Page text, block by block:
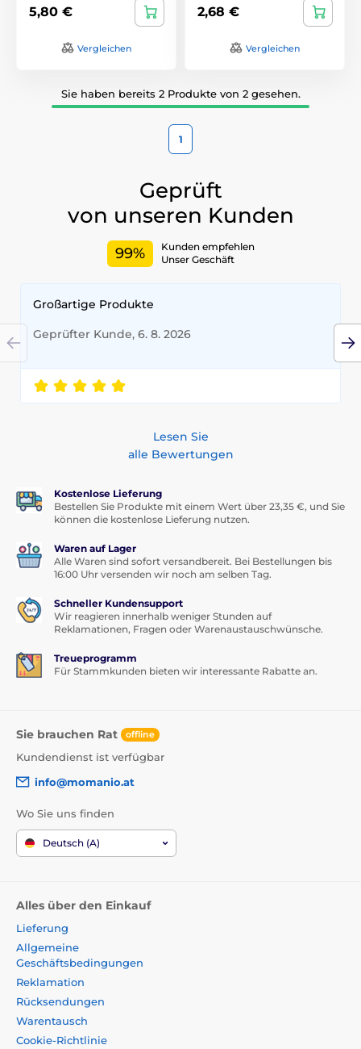
5,80 €
Vergleichen
2,68 €
Vergleichen
Sie haben bereits 2 Produkte von 2 gesehen.
1
Geprüft
von unseren Kunden
99%
Kunden empfehlen
Unser Geschäft
Großartige Produkte
Geprüfter Kunde, 6. 8. 2026
Lesen Sie
alle Bewertungen
Kostenlose Lieferung
Bestellen Sie Produkte mit einem Wert über 23,35 €, und Sie
können die kostenlose Lieferung nutzen.
Waren auf Lager
Alle Waren sind sofort versandbereit. Bei Bestellungen bis
16:00 Uhr versenden wir noch am selben Tag.
Schneller Kundensupport
Wir reagieren innerhalb weniger Stunden auf
Reklamationen, Fragen oder Warenaustauschwünsche.
Treueprogramm
Für Stammkunden bieten wir interessante Rabatte an.
Sie brauchen Rat offline
Kundendienst ist verfügbar
info@momanio.at
Wo Sie uns finden
Deutsch (A)
Alles über den Einkauf
Lieferung
Allgemeine
Geschäftsbedingungen
Reklamation
Rücksendungen
Warentausch
Cookie-Richtlinie